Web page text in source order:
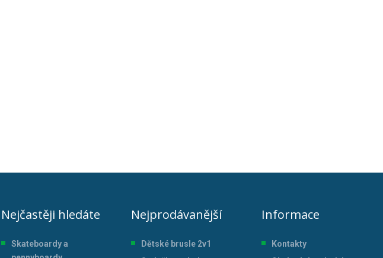
Nejčastěji hledáte
Skateboardy a
Nejprodávanější
Dětské brusle 2v1
Informace
Kontakty